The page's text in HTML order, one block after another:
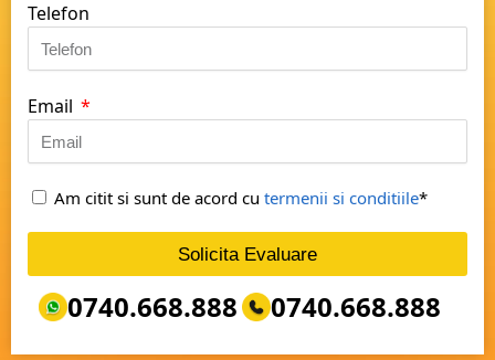
Telefon
Email
Am citit si sunt de acord cu termenii si conditiile*
Solicita Evaluare
0740.668.888 0740.668.888